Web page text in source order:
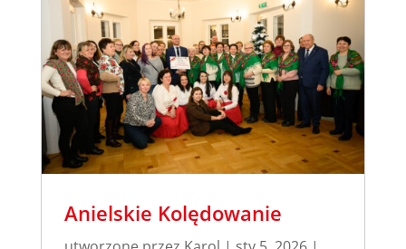
Anielskie Kolędowanie